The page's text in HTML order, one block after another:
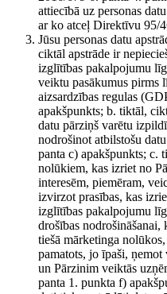
attiecībā uz personas
ar ko atceļ Direktīvu 95/
Jūsu personas datu
ciktāl apstrāde ir
izglītības pakalpojumu
veiktu pasākumus pirms
aizsardzības regulas
apakšpunkts; b. tiktāl,
datu pārziņš varētu
nodrošinot atbilstošu
panta c) apakšpunkts; c.
nolūkiem, kas izriet no
interesēm, piemēram,
izvirzot prasības, kas
izglītības pakalpojumu
drošības nodrošināšanai,
tiešā mārketinga
pamatots, jo īpaši,
un Pārzinim veiktās
panta 1. punkta f)